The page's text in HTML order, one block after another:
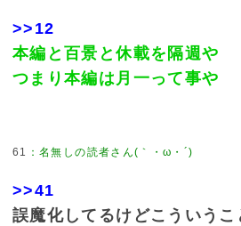
>>12
本編と百景と休載を隔週や
つまり本編は月一って事や
61 ：名無しの読者さん(｀・ω・´)
>>41
誤魔化してるけどこういうこ